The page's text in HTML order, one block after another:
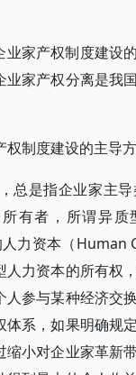
家产权制度建设
家产权分离是我
制度建设的主导
总是指企业家主
有者，所谓异
力资本（Human
力资本的所有权
参与某种经济交
系，如果明确规
小对企业家革新